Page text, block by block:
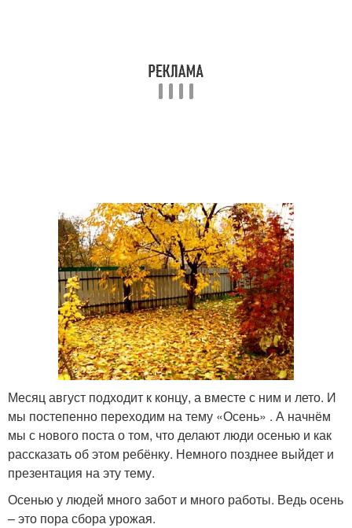
Месяц август подходит к концу, а вместе с ним и лето. И
мы постепенно переходим на тему «Осень» . А начнём
мы с нового поста о том, что делают люди осенью и как
рассказать об этом ребёнку. Немного позднее выйдет и
презентация на эту тему.
Осенью у людей много забот и много работы. Ведь осень
– это пора сбора урожая.